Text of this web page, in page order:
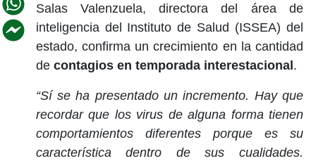
Salas Valenzuela, directora del área de
inteligencia del Instituto de Salud (ISSEA) del
estado, confirma un crecimiento en la cantidad
decontagios en temporada interestacional.
“Sí se ha presentado un incremento. Hay que
recordar que los virus de alguna forma tienen
comportamientos diferentes porque es su
característica dentro de sus cualidades.